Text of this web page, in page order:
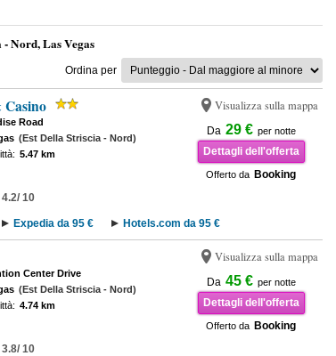
Nord, Las Vegas
Ordina per
Visualizza sulla mappa
Da 29 € per notte
Dettagli dell'offerta
Offerto da Booking
Road
(Est Della Striscia - Nord)
5.47 km
4.2/ 10
Expedia da 95 € Hotels.com da 95 €
Visualizza sulla mappa
Da 45 € per notte
Dettagli dell'offerta
Offerto da Booking
Center Drive
(Est Della Striscia - Nord)
4.74 km
3.8/ 10